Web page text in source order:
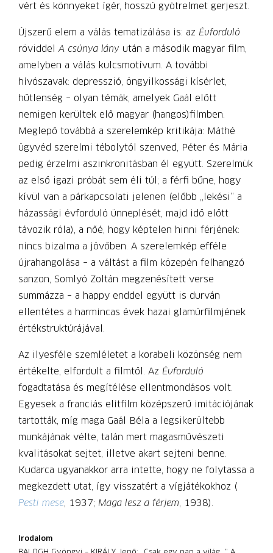
vért és könnyeket ígér, hosszú gyötrelmet gerjeszt.
Újszerű elem a válás tematizálása is: az Évforduló
röviddelA csúnya lány után a második magyar film,
amelyben a válás kulcsmotívum. A további
hívószavak: depresszió, öngyilkossági kísérlet,
hűtlenség – olyan témák, amelyek Gaál előtt
nemigen kerültek elő magyar (hangos)filmben.
Meglepő továbbá a szerelemkép kritikája: Máthé
ügyvéd szerelmi tébolytól szenved, Péter és Mária
pedig érzelmi aszinkronitásban él együtt. Szerelmük
az első igazi próbát sem éli túl; a férfi bűne, hogy
kívül van a párkapcsolati jelenen (előbb „lekési” a
házassági évforduló ünneplését, majd idő előtt
távozik róla), a nőé, hogy képtelen hinni férjének:
nincs bizalma a jövőben. A szerelemkép efféle
újrahangolása – a váltást a film közepén felhangzó
sanzon, Somlyó Zoltán megzenésített verse
summázza – a happy enddel együtt is durván
ellentétes a harmincas évek hazai glamúrfilmjének
értékstruktúrájával.
Az ilyesféle szemléletet a korabeli közönség nem
értékelte, elfordult a filmtől. Az Évforduló
fogadtatása és megítélése ellentmondásos volt.
Egyesek a franciás elitfilm középszerű imitációjának
tartották, míg maga Gaál Béla a legsikerültebb
munkájának vélte, talán mert magasművészeti
kvalitásokat sejtet, illetve akart sejteni benne.
Kudarca ugyanakkor arra intette, hogy ne folytassa a
megkezdett utat, így visszatért a vígjátékokhoz (
Pesti mese, 1937; Maga lesz a férjem, 1938).
Irodalom